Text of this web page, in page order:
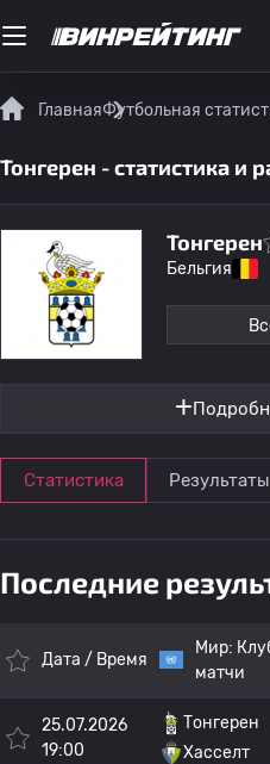
ГлавнаяФутбольная
Тонгерен - статистика и
Тонгерен
Бельгия
Статистика Результаты
Последние
Дата / Время
Мир:
матчи
25.07.2026
19:00
Тонгерен
Хасселт